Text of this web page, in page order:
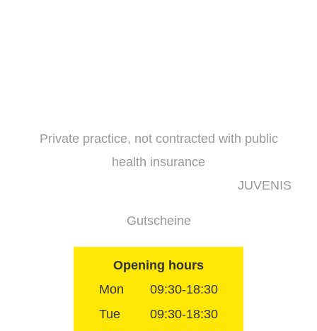
Opening hours
Mon
09:30-18:30
Tue
09:30-18:30
Private practice, not contracted with public
health insurance
JUVENIS
Gutscheine